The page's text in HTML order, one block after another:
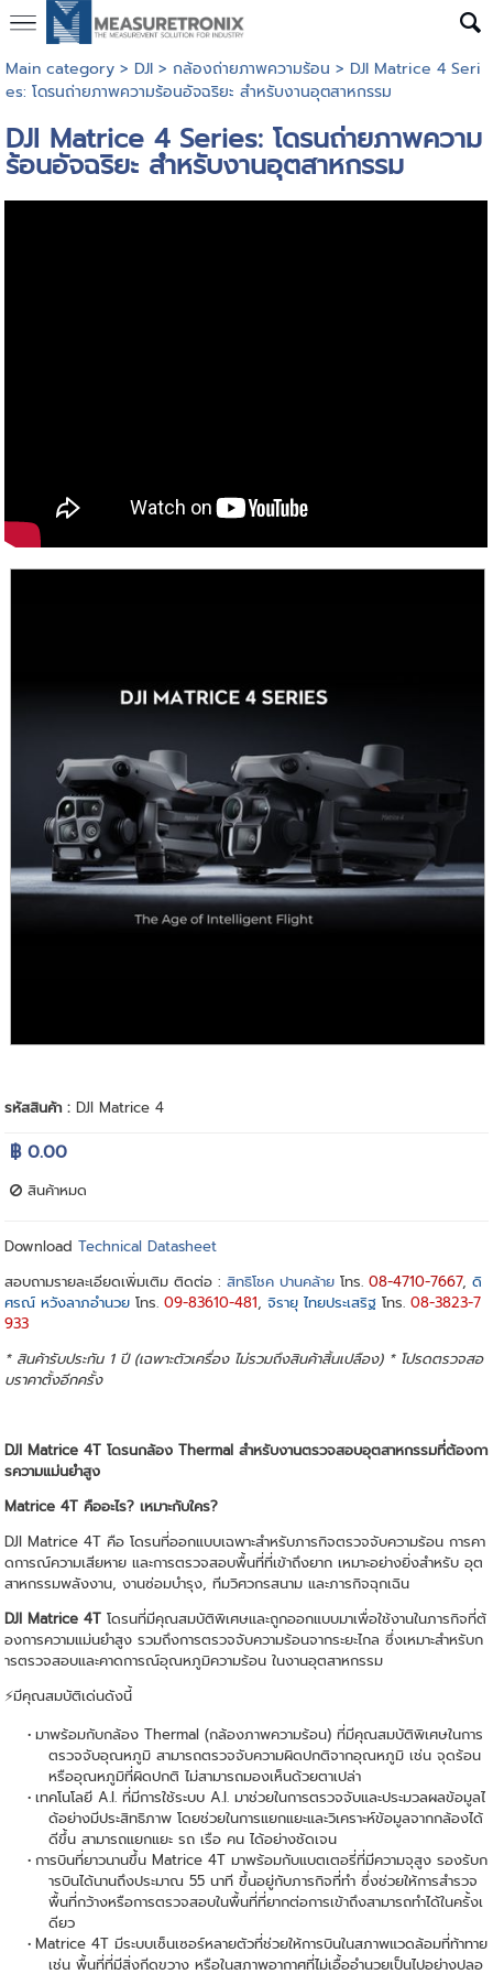
Main category> DJI> กล้องถ่ายภาพความร้อน > DJI Matrice 4 Seri
es: โดรนถ่ายภาพความร้อนอัจฉริยะ สำหรับงานอุตสาหกรรม
DJI Matrice 4 Series: โดรนถ่ายภาพความ
ร้อนอัจฉริยะ สำหรับงานอุตสาหกรรม
รหัสสินค้า :DJI Matrice 4
฿ 0.00
สินค้าหมด
DownloadTechnical Datasheet
สอบถามรายละเอียดเพิ่มเติม ติดต่อ :สิทธิโชค ปานคล้าย โทร.08-4710-7667,ดิ
ศรณ์ หวังลาภอำนวย โทร.09-83610-481,จิรายุ ไทยประเสริฐ โทร. 08-3823-7
933
* สินค้ารับประกัน 1 ปี (เฉพาะตัวเครื่อง ไม่รวมถึงสินค้าสิ้นเปลือง) * โปรดตรวจสอ
บราคาตั้งอีกครั้ง
DJI Matrice 4T โดรนกล้อง Thermal สำหรับงานตรวจสอบอุตสาหกรรมที่ต้องกา
รความแม่นยำสูง
Matrice 4T คืออะไร? เหมาะกับใคร?
DJI Matrice 4T คือ โดรนที่ออกแบบเฉพาะสำหรับภารกิจตรวจจับความร้อน การคา
ดการณ์ความเสียหาย และการตรวจสอบพื้นที่ที่เข้าถึงยาก เหมาะอย่างยิ่งสำหรับ อุต
สาหกรรมพลังงาน, งานซ่อมบำรุง, ทีมวิศวกรสนาม และภารกิจฉุกเฉิน
DJI Matrice 4T โดรนที่มีคุณสมบัติพิเศษและถูกออกแบบมาเพื่อใช้งานในภารกิจที่ต้
องการความแม่นยำสูง รวมถึงการตรวจจับความร้อนจากระยะไกล ซึ่งเหมาะสำหรับก
ารตรวจสอบและคาดการณ์อุณหภูมิความร้อน ในงานอุตสาหกรรม
⚡️มีคุณสมบัติเด่นดังนี้
มาพร้อมกับกล้อง Thermal (กล้องภาพความร้อน) ที่มีคุณสมบัติพิเศษในการ
ตรวจจับอุณหภูมิ สามารถตรวจจับความผิดปกติจากอุณหภูมิ เช่น จุดร้อน
หรืออุณหภูมิที่ผิดปกติ ไม่สามารถมองเห็นด้วยตาเปล่า
เทคโนโลยี A.I. ที่มีการใช้ระบบ A.I. มาช่วยในการตรวจจับและประมวลผลข้อมูลไ
ด้อย่างมีประสิทธิภาพ โดยช่วยในการแยกแยะและวิเคราะห์ข้อมูลจากกล้องได้
ดีขึ้น สามารถแยกแยะ รถ เรือ คน ได้อย่างชัดเจน
การบินที่ยาวนานขึ้น Matrice 4T มาพร้อมกับแบตเตอรี่ที่มีความจุสูง รองรับก
ารบินได้นานถึงประมาณ 55 นาที ขึ้นอยู่กับภารกิจที่ทำ ซึ่งช่วยให้การสำรวจ
พื้นที่กว้างหรือการตรวจสอบในพื้นที่ที่ยากต่อการเข้าถึงสามารถทำได้ในครั้งเ
ดียว
Matrice 4T มีระบบเซ็นเซอร์หลายตัวที่ช่วยให้การบินในสภาพแวดล้อมที่ท้าทาย
เช่น พื้นที่ที่มีสิ่งกีดขวาง หรือในสภาพอากาศที่ไม่เอื้ออำนวยเป็นไปอย่างปลอ